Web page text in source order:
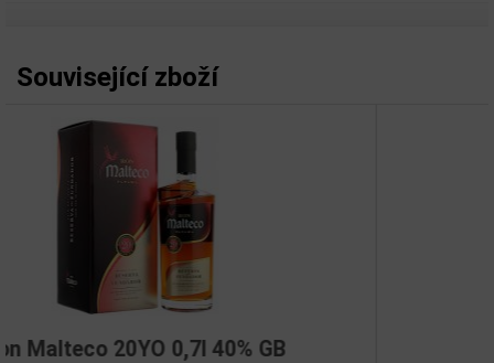
Související zboží
Rum Hansen Rot 0,7l 54%